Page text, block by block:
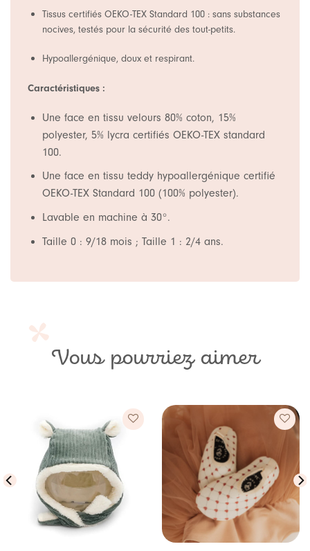
Tissus certifiés OEKO-TEX Standard 100 : sans substances
nocives, testés pour la sécurité des tout-petits.
Hypoallergénique, doux et respirant.
Caractéristiques :
Une face en tissu velours 80% coton, 15%
polyester, 5% lycra certifiés OEKO-TEX standard
100.
Une face en tissu teddy hypoallergénique certifié
OEKO-TEX Standard 100 (100% polyester).
Lavable en machine à 30°.
Taille 0 : 9/18 mois ; Taille 1 : 2/4 ans.
Vous pourriez aimer
Ajouter
à ma
liste de
souhaits
Ajouter
à ma
liste de
souhaits